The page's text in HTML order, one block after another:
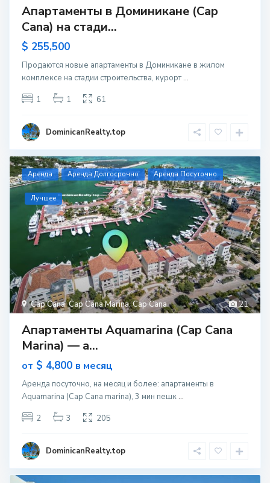
Апартаменты в Доминикане (Cap
Cana) на стади...
$ 255,500
Продаются новые апартаменты в Доминикане в жилом
комплексе на стадии строительства, курорт...
1
1 61
DominicanRealty.top
21
Cap Cana,Cap Cana Marina,Cap Cana
Aренда Аренда Долгосрочно Аренда Посуточно
Лучшее
Апартаменты Aquamarina (Cap Cana
Marina) — а...
от $ 4,800 в месяц
Аренда посуточно, на месяц и более: апартаменты в
Aquamarina (Cap Cana marina), 3 мин пешк...
2
3 205
DominicanRealty.top